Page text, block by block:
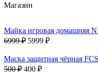
Магазин
Майка игровая домашняя
6999 ₽ 5999 ₽
Маска защитная чёрная
500 ₽ 400 ₽